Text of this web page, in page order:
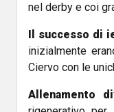
nel derby e coi
Il successo di
inizialmente
Ciervo con le
Allenamento